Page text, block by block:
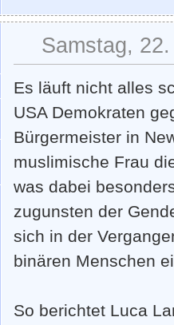
Samstag,
Es läuft nicht alles
USA Demokraten
Bürgermeister in
muslimische Frau
was dabei
zugunsten der
sich in der
binären Menschen
So berichtet Luca